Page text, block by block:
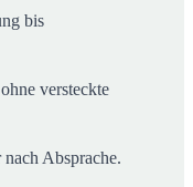
bis
versteckte
Absprache.